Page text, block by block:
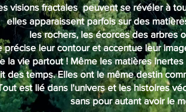
visions fractales peuvent se révéler à
elles apparaissent parfoissur des
les rochers, les écorces des arbres
précise leur contour et accentue leur
la vie partout ! Même les matières
des temps. Elles ont le même destin
est lié dans l'univers et les histoires
sans pour autant avoir le